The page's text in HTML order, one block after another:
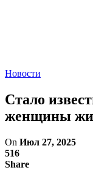
Новости
Стало
женщины
On Июл 27, 2025
516
Share